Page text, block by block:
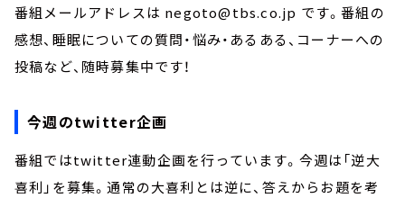
番組メールアドレスは negoto@tbs.co.jp です。番組の
感想、睡眠についての質問・悩み・あるある、コーナーへの
投稿など、随時募集中です！
今週のtwitter企画
番組ではtwitter連動企画を行っています。今週は「逆大
喜利」を募集。通常の大喜利とは逆に、答えからお題を考